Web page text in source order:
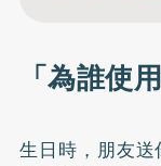
「為誰使
生日時，朋友